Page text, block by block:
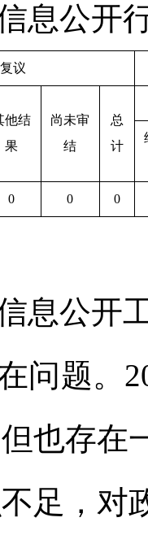
息公开
议
他结
果
尚未审
结
总
计
0 0 0
息公开
在问题。
也存在
足，对